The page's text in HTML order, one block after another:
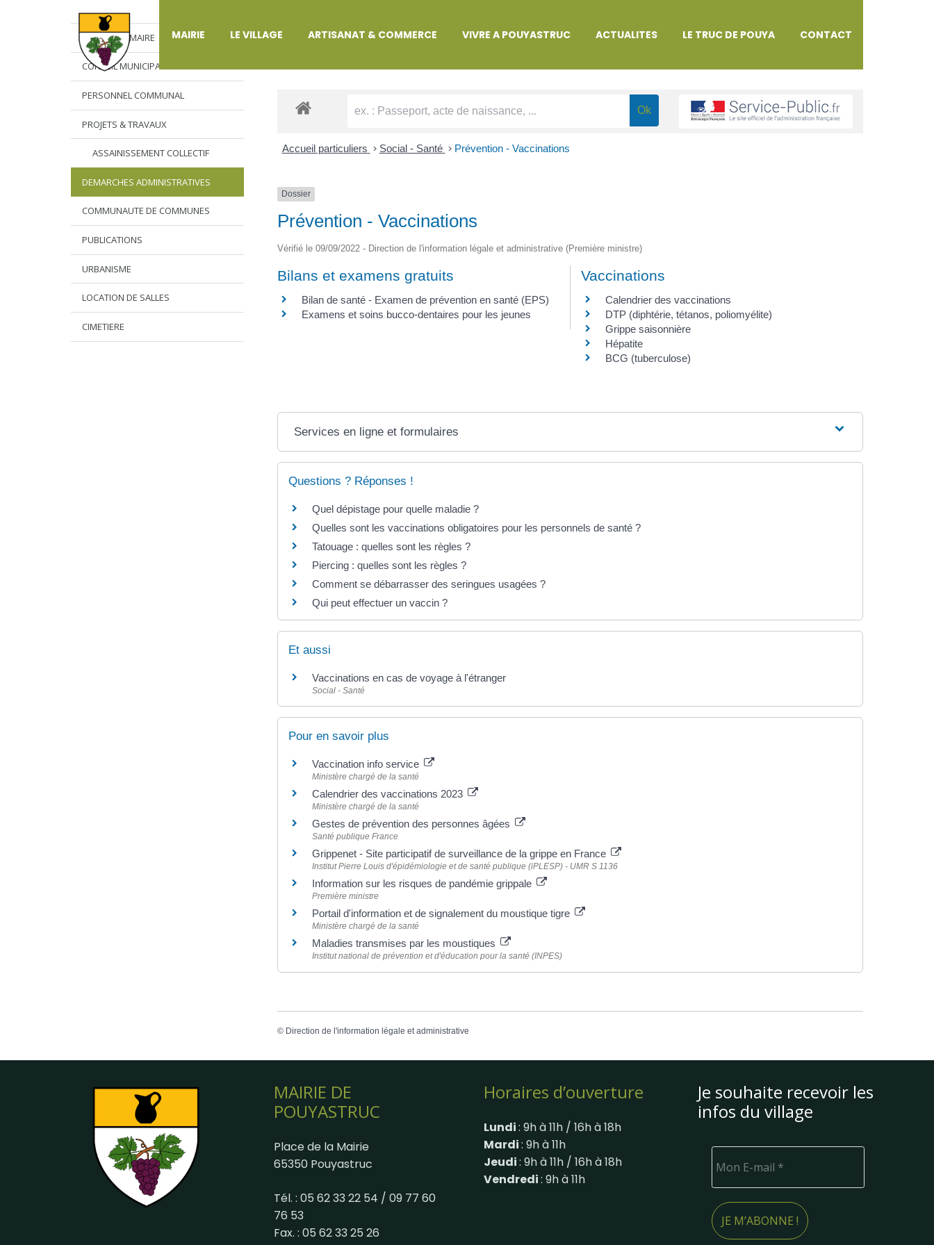
MAIRIE LE VILLAGE ARTISANAT & COMMERCE VIVRE A POUYASTRUC ACTUALITES LE TRUC DE POUYA CONTACT
L’EDITO DU MAIRE
CONSEIL MUNICIPAL
PERSONNEL COMMUNAL
PROJETS & TRAVAUX
ASSAINISSEMENT COLLECTIF
DEMARCHES ADMINISTRATIVES
COMMUNAUTE DE COMMUNES
PUBLICATIONS
URBANISME
LOCATION DE SALLES
CIMETIERE
DÉMARCHES ADMINISTRATIVES
Accueil particuliers > Social - Santé > Prévention - Vaccinations
Dossier
Prévention - Vaccinations
Vérifié le 09/09/2022 - Direction de l'information légale et administrative (Première ministre)
Bilans et examens gratuits
Bilan de santé - Examen de prévention en santé (EPS)
Examens et soins bucco-dentaires pour les jeunes
Vaccinations
Calendrier des vaccinations
DTP (diphtérie, tétanos, poliomyélite)
Grippe saisonnière
Hépatite
BCG (tuberculose)
Services en ligne et formulaires
Questions ? Réponses !
Quel dépistage pour quelle maladie ?
Quelles sont les vaccinations obligatoires pour les personnels de santé ?
Tatouage : quelles sont les règles ?
Piercing : quelles sont les règles ?
Comment se débarrasser des seringues usagées ?
Qui peut effectuer un vaccin ?
Et aussi
Vaccinations en cas de voyage à l'étranger
Social - Santé
Pour en savoir plus
Vaccination info service
Ministère chargé de la santé
Calendrier des vaccinations 2023
Ministère chargé de la santé
Gestes de prévention des personnes âgées
Santé publique France
Grippenet - Site participatif de surveillance de la grippe en France
Institut Pierre Louis d'épidémiologie et de santé publique (iPLESP) - UMR S 1136
Information sur les risques de pandémie grippale
Première ministre
Portail d'information et de signalement du moustique tigre
Ministère chargé de la santé
Maladies transmises par les moustiques
Institut national de prévention et d'éducation pour la santé (INPES)
© Direction de l'information légale et administrative
MAIRIE DE
POUYASTRUC
Place de la Mairie
65350 Pouyastruc
Tél. : 05 62 33 22 54 / 09 77 60
76 53
Fax. : 05 62 33 25 26
Horaires d’ouverture
Lundi: 9h à 11h / 16h à 18h
Mardi: 9h à 11h
Jeudi: 9h à 11h / 16h à 18h
Vendredi: 9h à 11h
Je souhaite recevoir les
infos du village